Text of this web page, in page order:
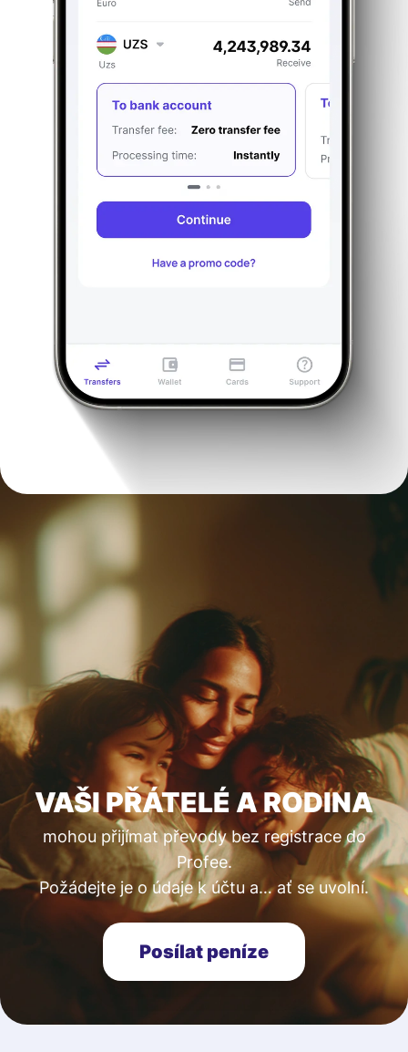
VAŠI PŘÁTELÉ A RODINA
mohou přijímat převody bez registrace do
Profee.
Požádejte je o údaje k účtu a… ať se uvolní.
Posílat peníze